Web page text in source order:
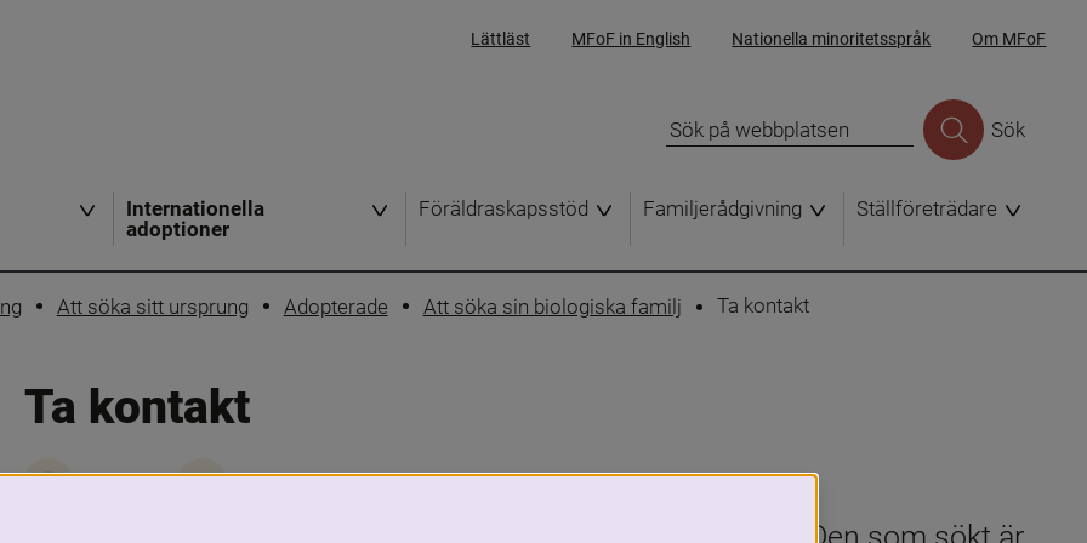
Lättläst MFoF in English Nationella minoritetsspråk Om MFoF
Sök
Internationella
adoptioner
Föräldraskapsstöd Familjerådgivning Ställföreträdare
Att söka sitt ursprung Adopterade Att söka sin biologiska familj Ta kontakt
Ta kontakt
Skriv ut Dela